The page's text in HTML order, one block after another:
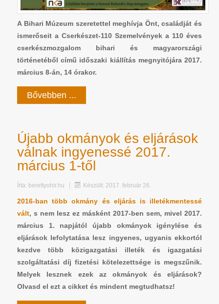
A Bihari Múzeum szeretettel meghívja Önt, családját és
ismerőseit a Cserkészet-110 Szemelvények a 110 éves
cserkészmozgalom bihari és magyarországi
történetéből című időszaki kiállítás megnyitójára 2017.
március 8-án, 14 órakor.
Bővebben ...
Újabb okmányok és eljárások
válnak ingyenessé 2017.
március 1-től
Írta: berettyohir.hu Készült: 2017. február 26.
2016-ban több okmány és eljárás is illetékmentessé
vált, s nem lesz ez másként 2017-ben sem, mivel 2017.
március 1. napjától újabb okmányok igénylése és
eljárások lefolytatása lesz ingyenes, ugyanis ekkortól
kezdve több közigazgatási illeték és igazgatási
szolgáltatási díj fizetési kötelezettsége is megszűnik.
Melyek lesznek ezek az okmányok és eljárások?
Olvasd el ezt a cikket és mindent megtudhatsz!